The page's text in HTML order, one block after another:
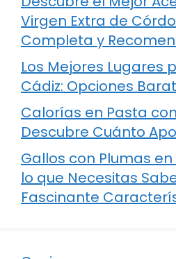
Virgen Extra de
Completa y
Los Mejores Lugares
Cádiz: Opciones
Calorías en Pasta
Descubre Cuánto
Gallos con Plumas
lo que Necesitas
Fascinante